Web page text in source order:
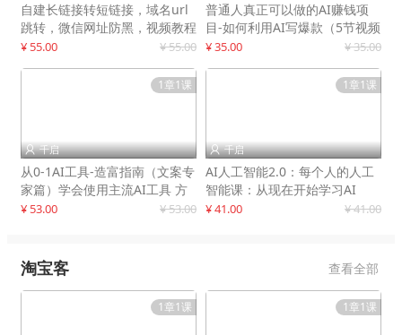
自建长链接转短链接，域名url
跳转，微信网址防黑，视频教程
手把手教你
¥ 55.00 ¥ 55.00
普通人真正可以做的AI赚钱项
目-如何利用AI写爆款（5节视频
课）
¥ 35.00 ¥ 35.00
1章1课
 千启
从0-1AI工具-造富指南（文案专
家篇）学会使用主流AI工具 方
法和心法的融合
¥ 53.00 ¥ 53.00
1章1课
 千启
AI人工智能2.0：每个人的人工
智能课：从现在开始学习AI
¥ 41.00 ¥ 41.00
淘宝客 查看全部
1章1课 1章1课